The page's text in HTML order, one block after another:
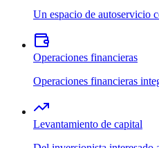
Un espacio de autoservicio
Operaciones financieras
Operaciones financieras
Levantamiento de capital